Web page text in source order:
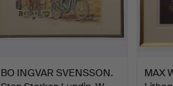
BO INGVAR SVENSSON.
MAX